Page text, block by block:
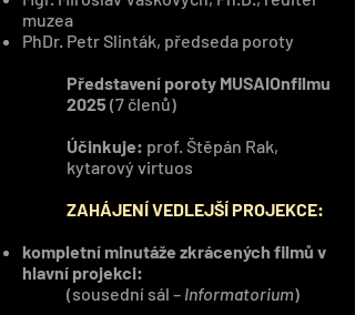
muzea
PhDr. Petr Slinták, předseda poroty
Představení poroty MUSAIOnfilmu
2025 (7 členů)
Účinkuje: prof. Štěpán Rak,
kytarový virtuos
ZAHÁJENÍ VEDLEJŠÍ PROJEKCE:
kompletní minutáže zkrácených filmů v
hlavní projekci:
(sousední sál – Informatorium)